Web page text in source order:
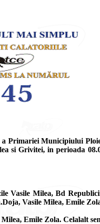
Primariei Municipiului
Grivitei, in perioada
Vasile Milea, Bd
Vasile Milea, Emile
Emile Zola. Celalalt